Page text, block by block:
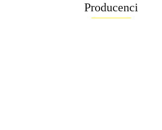
Producenci